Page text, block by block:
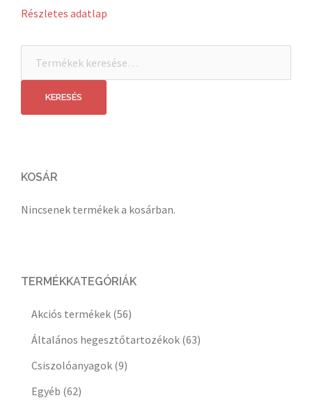
Részletes adatlap
következőre:
KERESÉS
KOSÁR
Nincsenek termékek a kosárban.
TERMÉKKATEGÓRIÁK
Akciós termékek (56)
Általános hegesztőtartozékok (63)
Csiszolóanyagok (9)
Egyéb (62)